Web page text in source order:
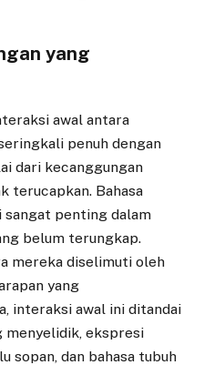
yang
awal antara
penuh dengan
dari kecanggungan
terucapkan. Bahasa
sangat penting dalam
belum terungkap.
mereka diselimuti oleh
yang
interaksi awal ini ditandai
menyelidik, ekspresi
sopan, dan bahasa tubuh